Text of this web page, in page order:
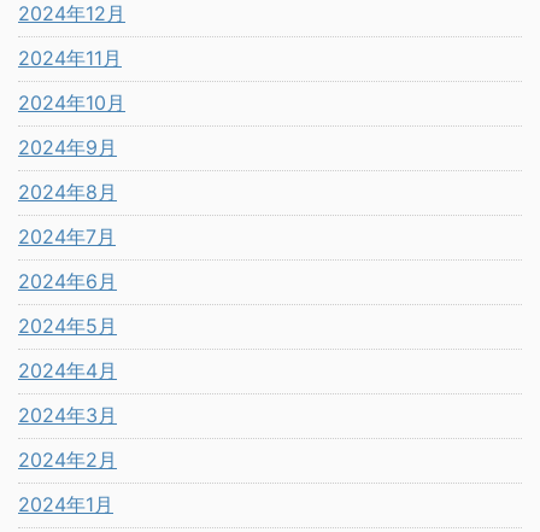
2024年12月
2024年11月
2024年10月
2024年9月
2024年8月
2024年7月
2024年6月
2024年5月
2024年4月
2024年3月
2024年2月
2024年1月